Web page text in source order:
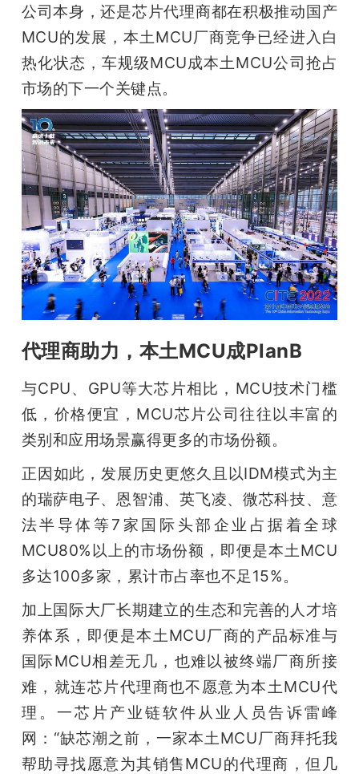
专
题
爱
搞
机
公司本身，还是芯片代理商都在积极推动国产
MCU的发展，本土MCU厂商竞争已经进入白
热化状态，车规级MCU成本土MCU公司抢占
市场的下一个关键点。
代理商助力，本土MCU成PlanB
与CPU、GPU等大芯片相比，MCU技术门槛
低，价格便宜，MCU芯片公司往往以丰富的
类别和应用场景赢得更多的市场份额。
正因如此，发展历史更悠久且以IDM模式为主
的瑞萨电子、恩智浦、英飞凌、微芯科技、意
法半导体等7家国际头部企业占据着全球
MCU80%以上的市场份额，即便是本土MCU
多达100多家，累计市占率也不足15%。
加上国际大厂长期建立的生态和完善的人才培
养体系，即便是本土MCU厂商的产品标准与
国际MCU相差无几，也难以被终端厂商所接
难，就连芯片代理商也不愿意为本土MCU代
理。一芯片产业链软件从业人员告诉雷峰
网：“缺芯潮之前，一家本土MCU厂商拜托我
帮助寻找愿意为其销售MCU的代理商，但几